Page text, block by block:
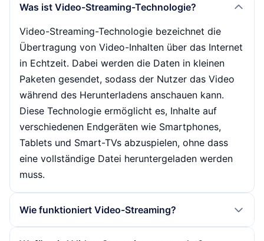
Was ist Video-Streaming-Technologie?
Video-Streaming-Technologie bezeichnet die
Übertragung von Video-Inhalten über das Internet
in Echtzeit. Dabei werden die Daten in kleinen
Paketen gesendet, sodass der Nutzer das Video
während des Herunterladens anschauen kann.
Diese Technologie ermöglicht es, Inhalte auf
verschiedenen Endgeräten wie Smartphones,
Tablets und Smart-TVs abzuspielen, ohne dass
eine vollständige Datei heruntergeladen werden
muss.
Wie funktioniert Video-Streaming?